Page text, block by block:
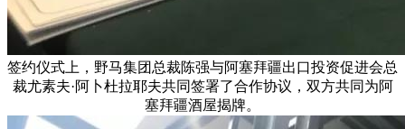
签约仪式上，野马集团总裁陈强与阿塞拜疆出口投资促进会总
裁尤素夫·阿卜杜拉耶夫共同签署了合作协议，双方共同为阿
塞拜疆酒屋揭牌。